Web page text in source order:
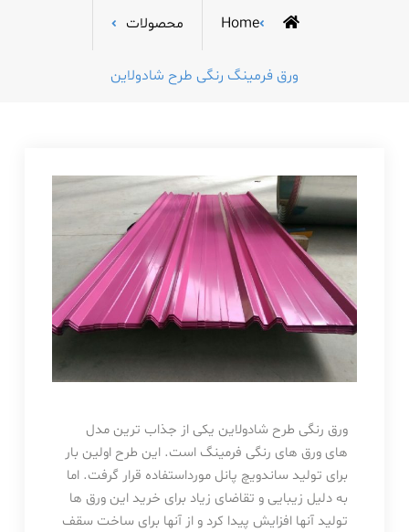
Home محصولات
ورق فرمینگ رنگی طرح شادولاین
ورق رنگی طرح شادولاین یکی از جذاب ترین مدل
های ورق های رنگی فرمینگ است. این طرح اولین بار
برای تولید ساندویچ پانل مورداستفاده قرار گرفت. اما
به دلیل زیبایی و تقاضای زیاد برای خرید این ورق ها
تولید آنها افزایش پیدا کرد و از آنها برای ساخت سقف